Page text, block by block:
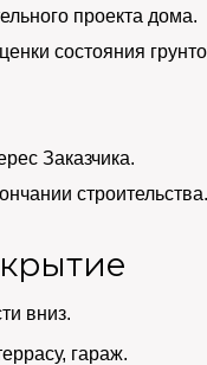
проекта дома.
состояния
Заказчика.
строительства.
вниз.
гараж.